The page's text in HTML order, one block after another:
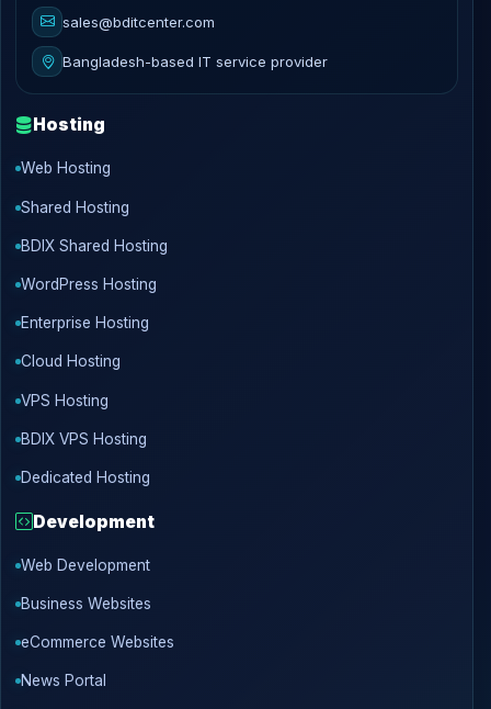
sales@bditcenter.com
Bangladesh-based IT service provider
Hosting
Web Hosting
Shared Hosting
BDIX Shared Hosting
WordPress Hosting
Enterprise Hosting
Cloud Hosting
VPS Hosting
BDIX VPS Hosting
Dedicated Hosting
Development
Web Development
Business Websites
eCommerce Websites
News Portal